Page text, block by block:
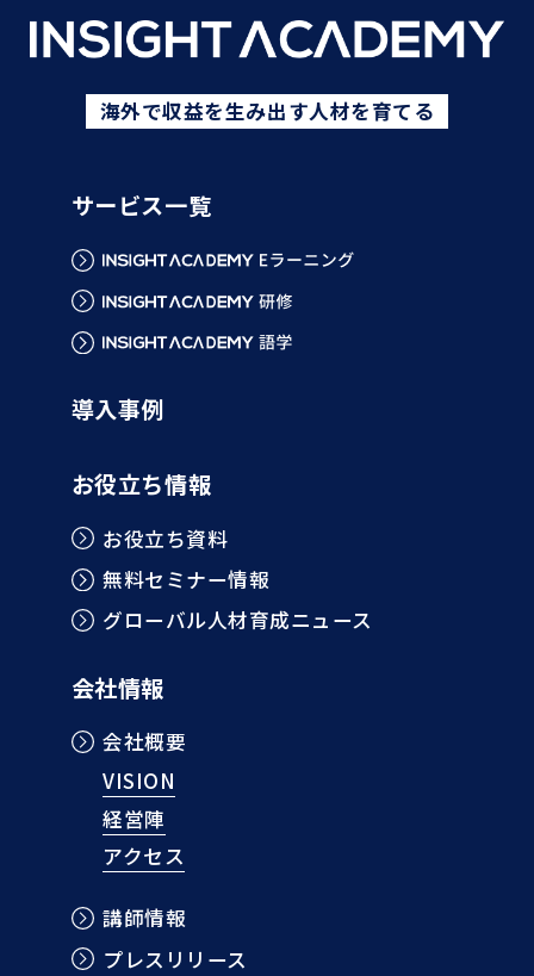
海外で収益を生み出す人材を育てる
サービス一覧
導入事例
お役立ち情報
お役立ち資料
無料セミナー情報
グローバル人材育成ニュース
会社情報
会社概要
VISION
経営陣
アクセス
講師情報
プレスリリース